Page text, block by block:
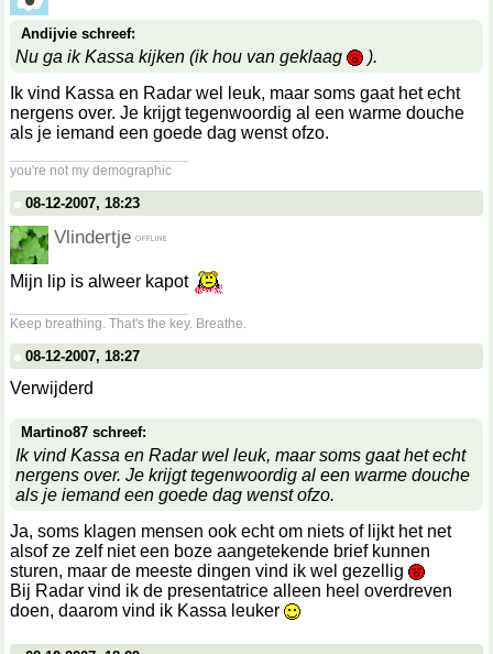
Andijvie schreef:
Nu ga ik Kassa kijken (ik hou van geklaag
).
Ik vind Kassa en Radar wel leuk, maar soms gaat het echt
nergens over. Je krijgt tegenwoordig al een warme douche
als je iemand een goede dag wenst ofzo.
you're not my demographic
08-12-2007, 18:23
Vlindertje
Mijn lip is alweer kapot
Keep breathing. That's the key. Breathe.
08-12-2007, 18:27
Verwijderd
Martino87 schreef:
Ik vind Kassa en Radar wel leuk, maar soms gaat het echt
nergens over. Je krijgt tegenwoordig al een warme douche
als je iemand een goede dag wenst ofzo.
Ja, soms klagen mensen ook echt om niets of lijkt het net
alsof ze zelf niet een boze aangetekende brief kunnen
sturen, maar de meeste dingen vind ik wel gezellig
Bij Radar vind ik de presentatrice alleen heel overdreven
doen, daarom vind ik Kassa leuker